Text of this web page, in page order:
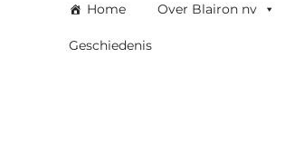
Home Over Blairon nv
Geschiedenis